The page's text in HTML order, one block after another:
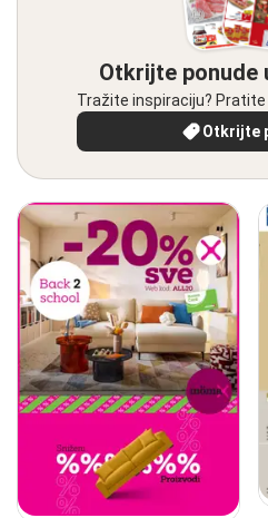
Otkrijte ponude
Tražite inspiraciju? Pratite
Otkrijte